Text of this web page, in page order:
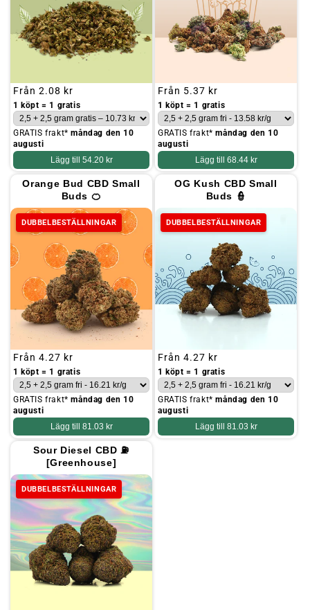
Ordinarie
pris
Från 2.08 kr
1 köpt = 1 gratis
GRATIS frakt*måndag den 10
augusti
Lägg till 54.20 kr
Ordinarie
pris
Från 5.37 kr
1 köpt = 1 gratis
GRATIS frakt*måndag den 10
augusti
Lägg till 68.44 kr
Orange Bud CBD Small
Buds 🍊
DUBBELBESTÄLLNINGAR
Ordinarie
pris
Från 4.27 kr
1 köpt = 1 gratis
GRATIS frakt*måndag den 10
augusti
Lägg till 81.03 kr
OG Kush CBD Small
Buds 👮
DUBBELBESTÄLLNINGAR
Ordinarie
pris
Från 4.27 kr
1 köpt = 1 gratis
GRATIS frakt*måndag den 10
augusti
Lägg till 81.03 kr
Sour Diesel CBD ⛽
[Greenhouse]
DUBBELBESTÄLLNINGAR